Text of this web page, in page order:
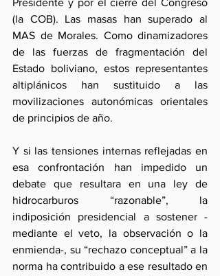
Presidente y por el cierre del Congreso
(la COB). Las masas han superado al
MAS de Morales. Como dinamizadores
de las fuerzas de fragmentación del
Estado boliviano, estos representantes
altiplánicos han sustituido a las
movilizaciones autonómicas orientales
de principios de año.
Y si las tensiones internas reflejadas en
esa confrontación han impedido un
debate que resultara en una ley de
hidrocarburos “razonable”, la
indiposición presidencial a sostener -
mediante el veto, la observación o la
enmienda-, su “rechazo conceptual” a la
norma ha contribuido a ese resultado en